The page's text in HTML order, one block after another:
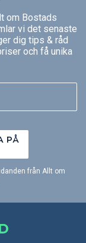
om Bostads
vi det senaste
dig tips & råd
och få unika
PÅ
från Allt om